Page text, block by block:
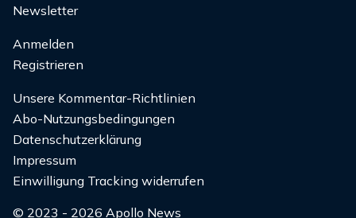
Newsletter
Anmelden
Registrieren
Unsere Kommentar-Richtlinien
Abo-Nutzungsbedingungen
Datenschutzerklärung
Impressum
Einwilligung Tracking widerrufen
© 2023 - 2026 Apollo News